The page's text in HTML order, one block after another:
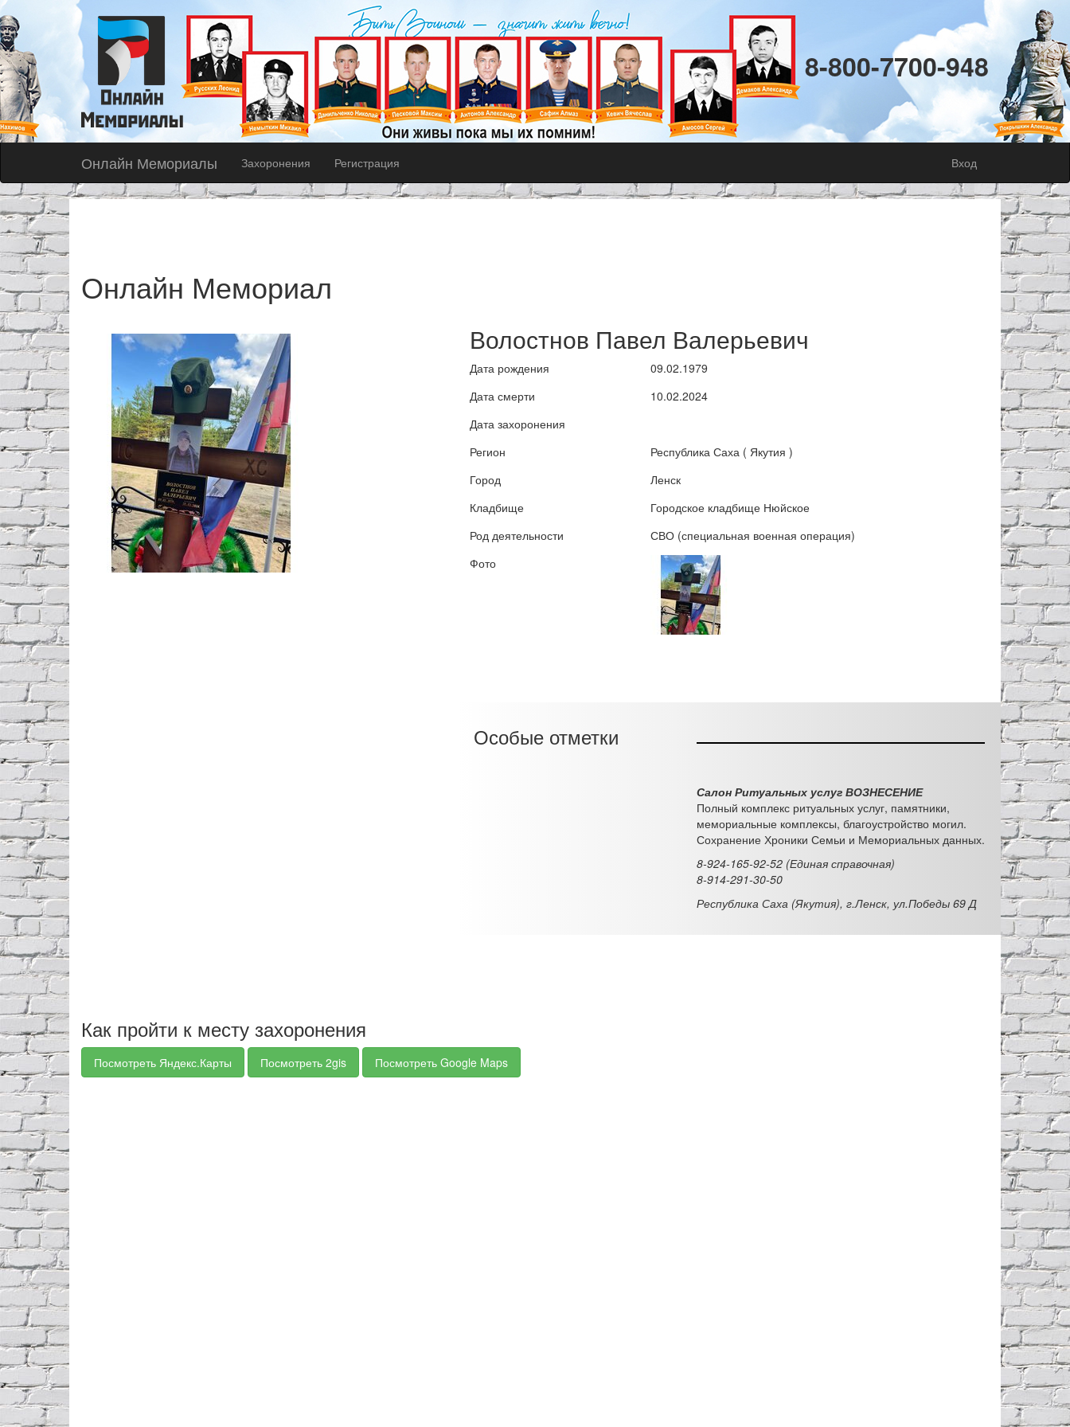
8-800-7700-948
Онлайн Мемориалы Захоронения Регистрация Вход
Онлайн Мемориал
Волостнов Павел Валерьевич
Дата рождения
09.02.1979
Дата смерти
10.02.2024
Дата захоронения
Регион
Республика Саха ( Якутия )
Город
Ленск
Кладбище
Городское кладбище Нюйское
Род деятельности
СВО (специальная военная операция)
Фото
Особые отметки
Салон Ритуальных услуг ВОЗНЕСЕНИЕ
Полный комплекс ритуальных услуг, памятники,
мемориальные комплексы, благоустройство могил.
Сохранение Хроники Семьи и Мемориальных данных.
8-924-165-92-52 (Единая справочная)
8-914-291-30-50
Республика Саха (Якутия), г.Ленск, ул.Победы 69 Д
Как пройти к месту захоронения
Посмотреть Яндекс.Карты Посмотреть 2gis Посмотреть Google Maps